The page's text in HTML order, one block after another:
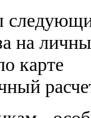
на
карте